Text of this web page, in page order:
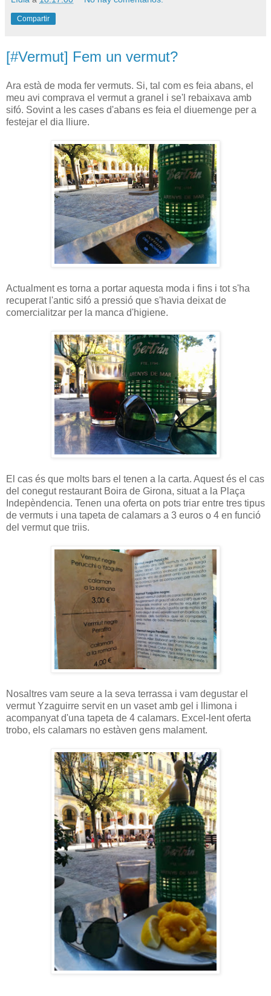
Compartir
[#Vermut] Fem un vermut?
Ara està de moda fer vermuts. Si, tal com es feia abans, el
meu avi comprava el vermut a granel i se'l rebaixava amb
sifó. Sovint a les cases d'abans es feia el diuemenge per a
festejar el dia lliure.
Actualment es torna a portar aquesta moda i fins i tot s'ha
recuperat l'antic sifó a pressió que s'havia deixat de
comercialitzar per la manca d'higiene.
El cas és que molts bars el tenen a la carta. Aquest és el cas
del conegut restaurant Boira de Girona, situat a la Plaça
Indepèndencia. Tenen una oferta on pots triar entre tres tipus
de vermuts i una tapeta de calamars a 3 euros o 4 en funció
del vermut que triis.
Nosaltres vam seure a la seva terrassa i vam degustar el
vermut Yzaguirre servit en un vaset amb gel i llimona i
acompanyat d'una tapeta de 4 calamars. Excel-lent oferta
trobo, els calamars no estàven gens malament.